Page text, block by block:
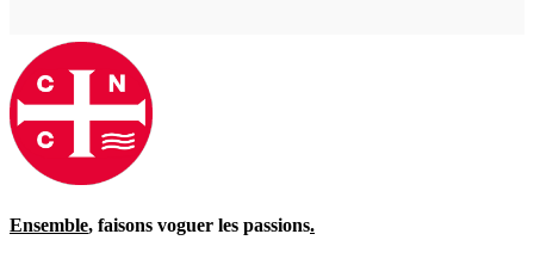
Ensemble, faisons voguer les passions.